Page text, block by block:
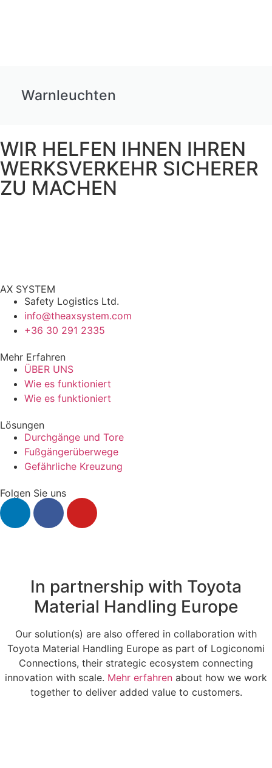
Warnleuchten
WIR HELFEN IHNEN IHREN
WERKSVERKEHR SICHERER
ZU MACHEN
AX SYSTEM
Safety Logistics Ltd.
info@theaxsystem.com
+36 30 291 2335
Mehr Erfahren
ÜBER UNS
Wie es funktioniert
Wie es funktioniert​
Lösungen
Durchgänge und Tore
Fußgängerüberwege
Gefährliche Kreuzung
Folgen Sie uns​
In partnership with Toyota
Material Handling Europe
Our solution(s) are also offered in collaboration with
Toyota Material Handling Europe as part of Logiconomi
Connections, their strategic ecosystem connecting
innovation with scale. Mehr erfahren about how we work
together to deliver added value to customers.